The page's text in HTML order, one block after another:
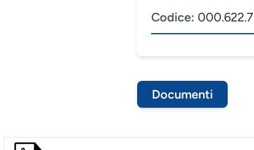
Codice: 000.622.7
Documenti